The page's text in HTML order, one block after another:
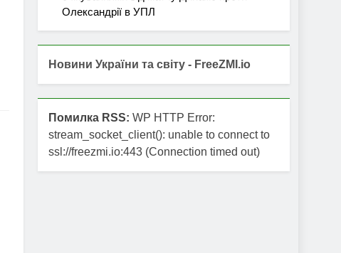
Олександрії в УПЛ
Новини України та світу - FreeZMI.io
Помилка RSS: WP HTTP Error:
stream_socket_client(): unable to connect to
ssl://freezmi.io:443 (Connection timed out)